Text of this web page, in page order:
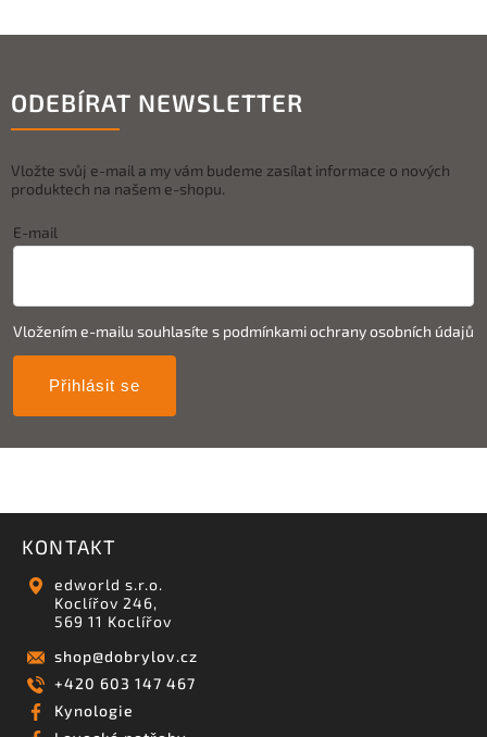
ODEBÍRAT NEWSLETTER
Vložte svůj e-mail a my vám budeme zasílat informace o nových
produktech na našem e-shopu.
E-mail
Vložením e-mailu souhlasíte s podmínkami ochrany osobních údajů
Přihlásit se
KONTAKT
edworld s.r.o.
Koclířov 246,
569 11 Koclířov
shop@dobrylov.cz
+420 603 147 467
Kynologie